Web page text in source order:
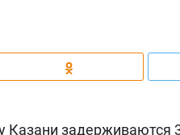
Казани задерживаются